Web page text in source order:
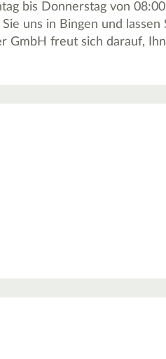
bis Donnerstag von
uns in Bingen und
GmbH freut sich darauf,